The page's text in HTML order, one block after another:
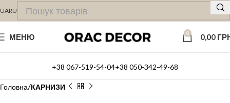
UARU
МЕНЮ 0 0,00
+38 067-519-54-04+38 050-342-49-68
Головна КАРНИЗИ